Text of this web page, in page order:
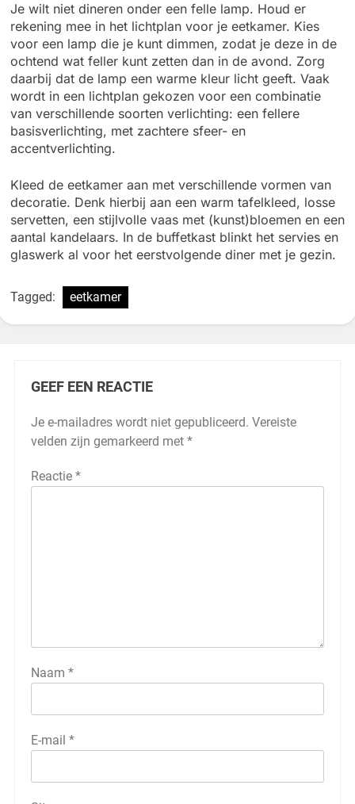
Je wilt niet dineren onder een felle lamp. Houd er
rekening mee in het lichtplan voor je eetkamer. Kies
voor een lamp die je kunt dimmen, zodat je deze in de
ochtend wat feller kunt zetten dan in de avond. Zorg
daarbij dat de lamp een warme kleur licht geeft. Vaak
wordt in een lichtplan gekozen voor een combinatie
van verschillende soorten verlichting: een fellere
basisverlichting, met zachtere sfeer- en
accentverlichting.
Kleed de eetkamer aan met verschillende vormen van
decoratie. Denk hierbij aan een warm tafelkleed, losse
servetten, een stijlvolle vaas met (kunst)bloemen en een
aantal kandelaars. In de buffetkast blinkt het servies en
glaswerk al voor het eerstvolgende diner met je gezin.
Tagged: eetkamer
GEEF EEN REACTIE
Je e-mailadres wordt niet gepubliceerd. Vereiste
velden zijn gemarkeerd met *
Reactie *
Naam *
E-mail *